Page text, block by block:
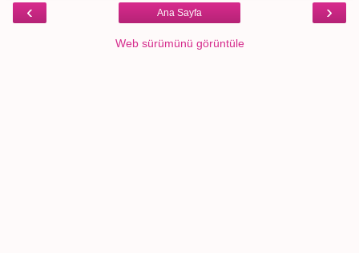
‹ ›
Ana Sayfa
Web sürümünü görüntüle